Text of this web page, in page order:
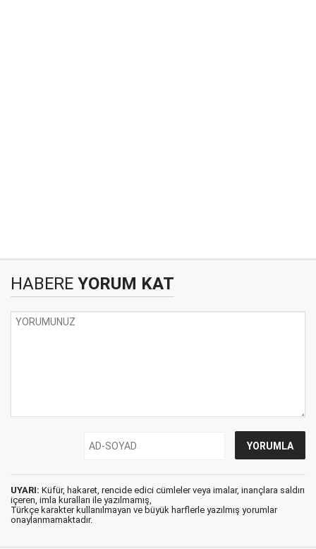
HABERE YORUM KAT
UYARI: Küfür, hakaret, rencide edici cümleler veya imalar, inançlara saldırı
içeren, imla kuralları ile yazılmamış,
Türkçe karakter kullanılmayan ve büyük harflerle yazılmış yorumlar
onaylanmamaktadır.